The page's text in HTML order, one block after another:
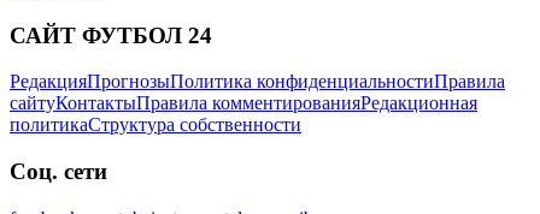
САЙТ ФУТБОЛ 24
РедакцияПрогнозыПолитика конфиденциальностиПравила
сайтуКонтактыПравила комментированияРедакционная
политикаСтруктура собственности
Соц. сети